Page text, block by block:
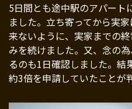
5日間とも途中駅のアパート
ました。立ち寄ってから実
来ないように、実家までの
みを続けました。又、念の
るのも1日確認しました。結
約3倍を申請していたことが